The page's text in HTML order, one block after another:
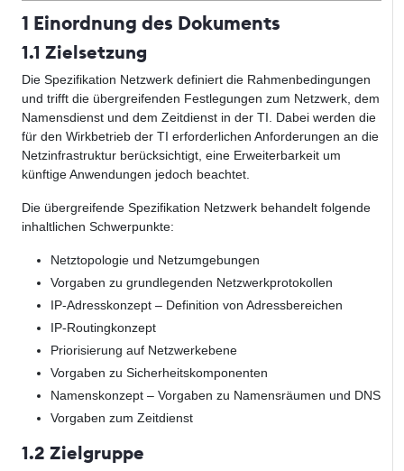
1 Einordnung des Dokuments
1.1 Zielsetzung
Die Spezifikation Netzwerk definiert die Rahmenbedingungen
und trifft die übergreifenden Festlegungen zum Netzwerk, dem
Namensdienst und dem Zeitdienst in der TI. Dabei werden die
für den Wirkbetrieb der TI erforderlichen Anforderungen an die
Netzinfrastruktur berücksichtigt, eine Erweiterbarkeit um
künftige Anwendungen jedoch beachtet.
Die übergreifende Spezifikation Netzwerk behandelt folgende
inhaltlichen Schwerpunkte:
Netztopologie und Netzumgebungen
Vorgaben zu grundlegenden Netzwerkprotokollen
IP-Adresskonzept – Definition von Adressbereichen
IP-Routingkonzept
Priorisierung auf Netzwerkebene
Vorgaben zu Sicherheitskomponenten
Namenskonzept – Vorgaben zu Namensräumen und DNS
Vorgaben zum Zeitdienst
1.2 Zielgruppe